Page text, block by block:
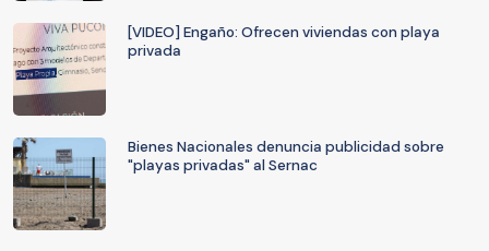
[VIDEO] Engaño: Ofrecen viviendas con playa
privada
Bienes Nacionales denuncia publicidad sobre
"playas privadas" al Sernac